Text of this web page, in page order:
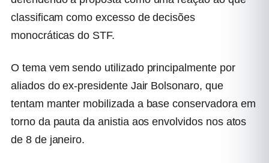
classificam como excesso de decisões
monocráticas do STF.
O tema vem sendo utilizado principalmente por
aliados do ex-presidente Jair Bolsonaro, que
tentam manter mobilizada a base conservadora em
torno da pauta da anistia aos envolvidos nos atos
de 8 de janeiro.